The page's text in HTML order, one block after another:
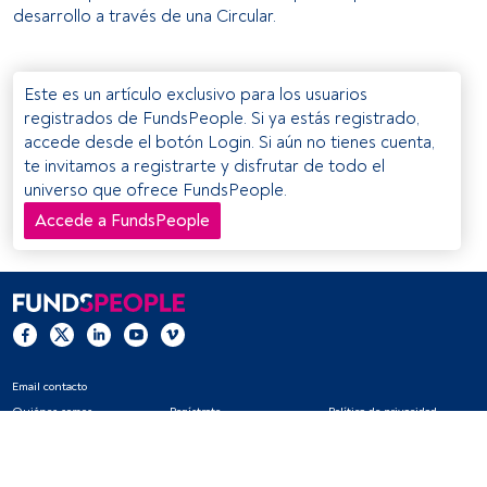
desarrollo a través de una Circular.
Este es un artículo exclusivo para los usuarios
registrados de FundsPeople. Si ya estás registrado,
accede desde el botón Login. Si aún no tienes cuenta,
te invitamos a registrarte y disfrutar de todo el
universo que ofrece FundsPeople.
Accede a FundsPeople
Email contacto
Quiénes somos
Regístrate
Política de privacidad